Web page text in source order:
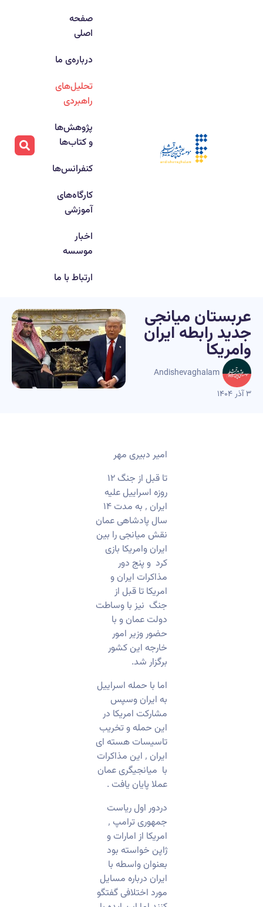
صفحه
اصلی
درباره‌ی ما
تحلیل‌های
راهبردی
پژوهش‌ها
و کتاب‌ها
کنفرانس‌ها
کارگاه‌های
آموزشی
اخبار
موسسه
ارتباط با ما
عربستان میانجی
جدید رابطه ایران
وامریکا
Andishevaghalam
۳ آذر ۱۴۰۴
امیر دبیری مهر
تا قبل از جنگ ۱۲
روزه اسراییل علیه
ایران ٬ به مدت ۱۴
سال پادشاهی عمان
نقش میانجی را بین
ایران وامریکا بازی
کرد و پنج دور
مذاکرات ایران و
امریکا تا قبل از
جنگ نیز با وساطت
دولت عمان و با
حضور وزیر امور
خارجه این کشور
برگزار شد.
اما با حمله اسراییل
به ایران وسپس
مشارکت امریکا در
این حمله و تخریب
تاسیسات هسته ای
ایران ٬ این مذاکرات
با میانجیگری عمان
عملا پایان یافت .
دردور اول ریاست
جمهوری ترامپ ٬
امریکا از امارات و
ژاپن خواسته بود
بعنوان واسطه با
ایران درباره مسایل
مورد اختلافی گفتگو